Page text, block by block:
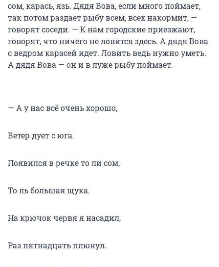
сом, карась, язь. Дядя Вова, если много поймает,
так потом раздает рыбу всем, всех накормит, —
говорят соседи. — К нам городские приезжают,
говорят, что ничего не ловится здесь. А дядя Вова
с ведром карасей идет. Ловить ведь нужно уметь.
А дядя Вова — он и в луже рыбу поймает.
— А у нас всё очень хорошо,
Ветер дует с юга.
Появился в речке то ли сом,
То ль большая щука.
На крючок червя я насадил,
Раз пятнадцать плюнул.